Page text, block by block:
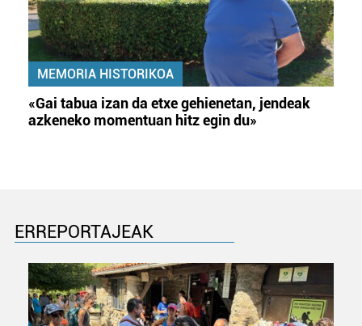
MEMORIA HISTORIKOA
«Gai tabua izan da etxe gehienetan, jendeak
azkeneko momentuan hitz egin du»
ERREPORTAJEAK